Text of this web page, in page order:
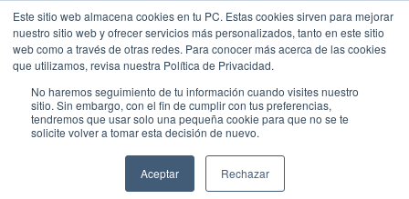
Este sitio web almacena cookies en tu PC. Estas cookies sirven para mejorar
nuestro sitio web y ofrecer servicios más personalizados, tanto en este sitio
web como a través de otras redes. Para conocer más acerca de las cookies
que utilizamos, revisa nuestra Política de Privacidad.
No haremos seguimiento de tu información cuando visites nuestro
sitio. Sin embargo, con el fin de cumplir con tus preferencias,
tendremos que usar solo una pequeña cookie para que no se te
solicite volver a tomar esta decisión de nuevo.
Aceptar Rechazar
Nombre